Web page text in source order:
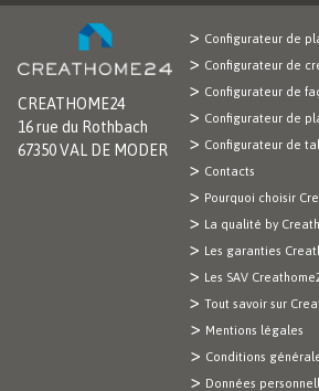
CREATHOME24
16 rue du Rothbach
67350 VAL DE MODER
Configurateur de
Configurateur de
Configurateur de
Configurateur de
Configurateur de
Contacts
Pourquoi choisir
La qualité by
Les garanties
Les SAV
Tout savoir sur
Mentions légales
Conditions
Données